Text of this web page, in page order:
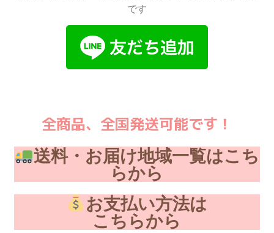
です
全商品、全国発送可能です！
送料・お届け地域一覧はこち
らから
お支払い方法は
こちらから